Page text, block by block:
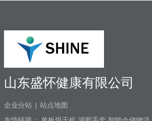
山东盛怀健康有限公司
企业分站 | 站点地图